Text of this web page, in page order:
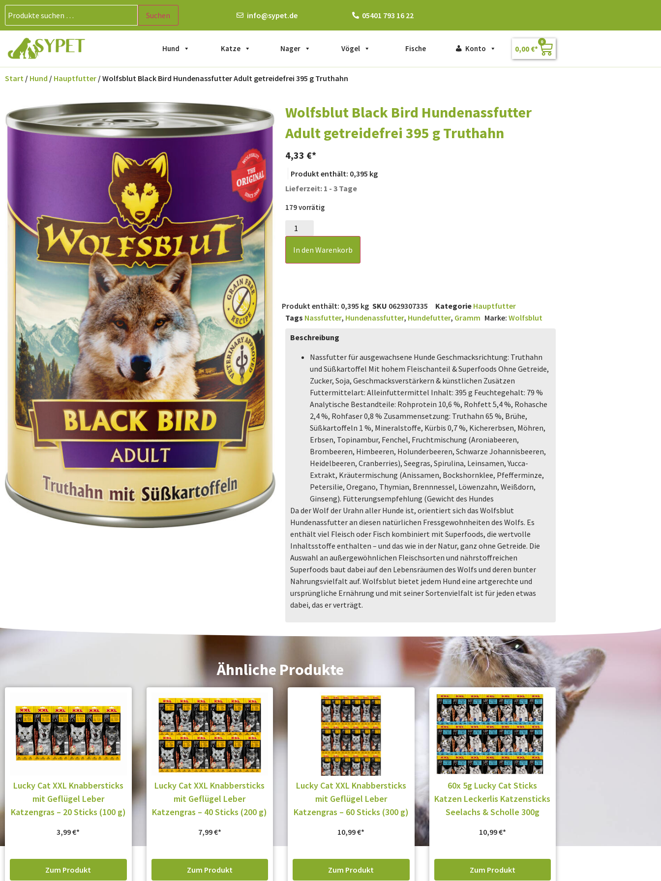
Suchen info@sypet.de 05401 793 16 22
Hund Katze Nager Vögel Fische Konto 0,00 €
0
Start / Hund / Hauptfutter / Wolfsblut Black Bird Hundenassfutter Adult getreidefrei 395 g Truthahn
Wolfsblut Black Bird Hundenassfutter
Adult getreidefrei 395 g Truthahn
4,33 €
Produkt enthält: 0,395 kg
Lieferzeit: 1 - 3 Tage
179 vorrätig
In den Warenkorb
Produkt enthält: 0,395 kg SKU 0629307335 Kategorie Hauptfutter
Tags Nassfutter, Hundenassfutter, Hundefutter, Gramm Marke: Wolfsblut
Beschreibung
Nassfutter für ausgewachsene Hunde Geschmacksrichtung: Truthahn
und Süßkartoffel Mit hohem Fleischanteil & Superfoods Ohne Getreide,
Zucker, Soja, Geschmacksverstärkern & künstlichen Zusätzen
Futtermittelart: Alleinfuttermittel Inhalt: 395 g Feuchtegehalt: 79 %
Analytische Bestandteile: Rohprotein 10,6 %, Rohfett 5,4 %, Rohasche
2,4 %, Rohfaser 0,8 % Zusammensetzung: Truthahn 65 %, Brühe,
Süßkartoffeln 1 %, Mineralstoffe, Kürbis 0,7 %, Kichererbsen, Möhren,
Erbsen, Topinambur, Fenchel, Fruchtmischung (Aroniabeeren,
Brombeeren, Himbeeren, Holunderbeeren, Schwarze Johannisbeeren,
Heidelbeeren, Cranberries), Seegras, Spirulina, Leinsamen, Yucca-
Extrakt, Kräutermischung (Anissamen, Bockshornklee, Pfefferminze,
Petersilie, Oregano, Thymian, Brennnessel, Löwenzahn, Weißdorn,
Ginseng). Fütterungsempfehlung (Gewicht des Hundes
Da der Wolf der Urahn aller Hunde ist, orientiert sich das Wolfsblut
Hundenassfutter an diesen natürlichen Fressgewohnheiten des Wolfs. Es
enthält viel Fleisch oder Fisch kombiniert mit Superfoods, die wertvolle
Inhaltsstoffe enthalten – und das wie in der Natur, ganz ohne Getreide. Die
Auswahl an außergewöhnlichen Fleischsorten und nährstoffreichen
Superfoods baut dabei auf den Lebensräumen des Wolfs und deren bunter
Nahrungsvielfalt auf. Wolfsblut bietet jedem Hund eine artgerechte und
ursprüngliche Ernährung und mit seiner Sortenvielfalt ist für jeden etwas
dabei, das er verträgt.
Ähnliche Produkte
Lucky Cat XXL Knabbersticks
mit Geflügel Leber
Katzengras – 20 Sticks (100 g)
3,99€
Zum Produkt
Lucky Cat XXL Knabbersticks
mit Geflügel Leber
Katzengras – 40 Sticks (200 g)
7,99€
Zum Produkt
Lucky Cat XXL Knabbersticks
mit Geflügel Leber
Katzengras – 60 Sticks (300 g)
10,99€
Zum Produkt
60x 5g Lucky Cat Sticks
Katzen Leckerlis Katzensticks
Seelachs & Scholle 300g
10,99€
Zum Produkt